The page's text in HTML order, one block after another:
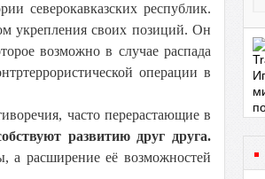
северокавказских республик.
укрепления своих позиций. Он
возможно в случае распада
операции в
часто перерастающие в
развитию друг друга.
а расширение её возможностей